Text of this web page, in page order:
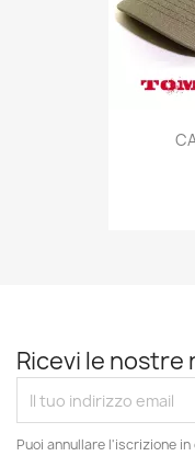
Ricevi le
Puoi annullare l'iscrizione